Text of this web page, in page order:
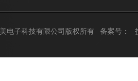
电子科技有限公司版权所有 备案号：